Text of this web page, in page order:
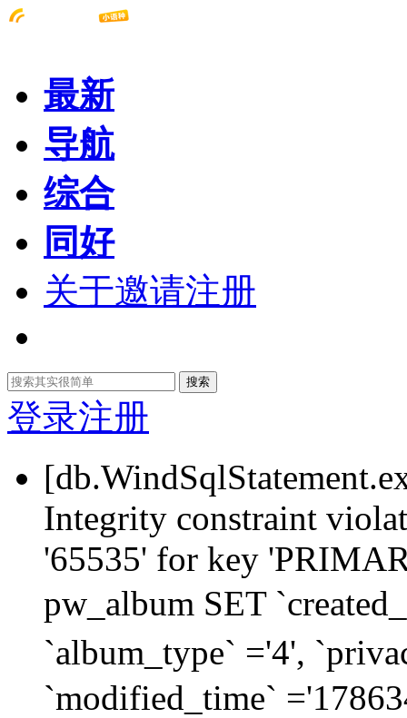
最新
导航
综合
同好
关于邀请注册
搜索
登录注册
Integrity constraint
'65535' for key
pw_album SET
`album_type` ='4',
`modified_time`